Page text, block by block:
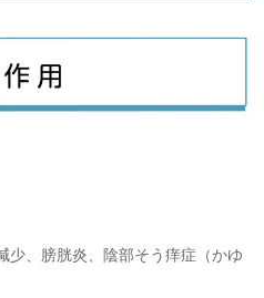
少、膀胱炎、陰部そう痒症（かゆ